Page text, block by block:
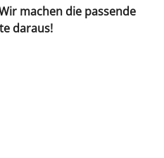
machen die passende
daraus!